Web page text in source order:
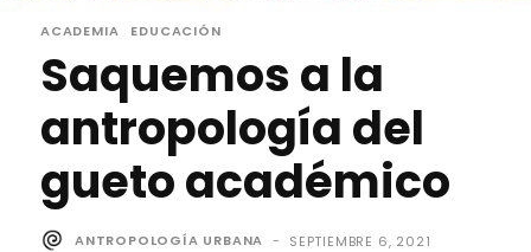
ACADEMIA EDUCACIÓN
Saquemos a la
antropología del
gueto académico
ANTROPOLOGÍA URBANA - SEPTIEMBRE 6, 2021